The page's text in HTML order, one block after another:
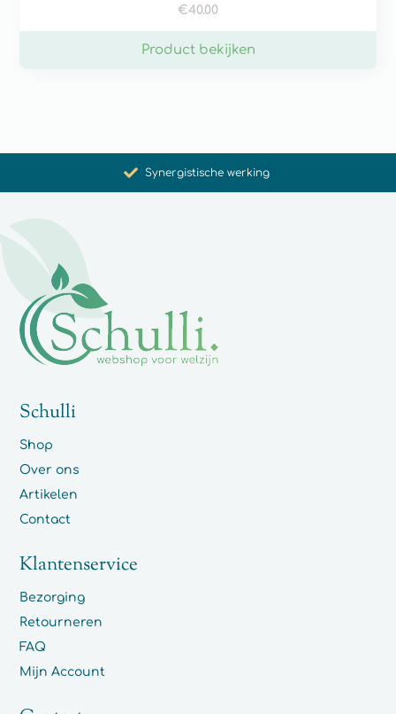
€40.00
Product bekijken
Synergistische werking
Schulli
Shop
Over ons
Artikelen
Contact
Klantenservice
Bezorging
Retourneren
FAQ
Mijn Account